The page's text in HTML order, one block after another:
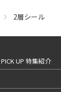
2層シール
PICK UP 特集紹介